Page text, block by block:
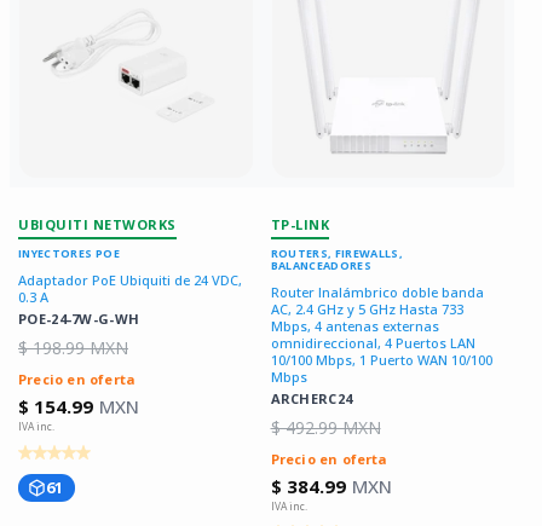
UBIQUITI NETWORKS
INYECTORES POE
POE-24-7W-G-WH
Adaptador PoE Ubiquiti de 24 VDC,
0.3 A
$ 198.99 MXN
Precio en oferta
$ 154.99 MXN
61
TP-LINK
ROUTERS, FIREWALLS,
BALANCEADORES
ARCHERC24
Router Inalámbrico doble banda
AC, 2.4 GHz y 5 GHz Hasta 733
Mbps, 4 antenas externas
omnidireccional, 4 Puertos LAN
10/100 Mbps, 1 Puerto WAN 10/100
Mbps
$ 492.99 MXN
Precio en oferta
$ 384.99 MXN